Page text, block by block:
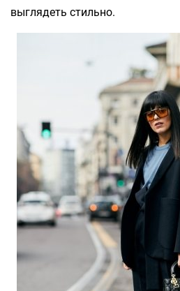
выглядеть стильно.